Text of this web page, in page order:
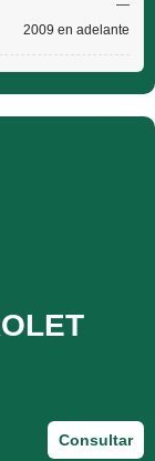
—
2009 en adelante
Consultar